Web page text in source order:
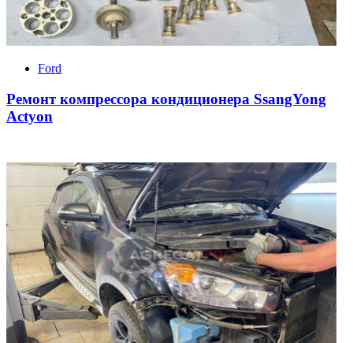
Ford
Ремонт компрессора кондиционера SsangYong
Actyon